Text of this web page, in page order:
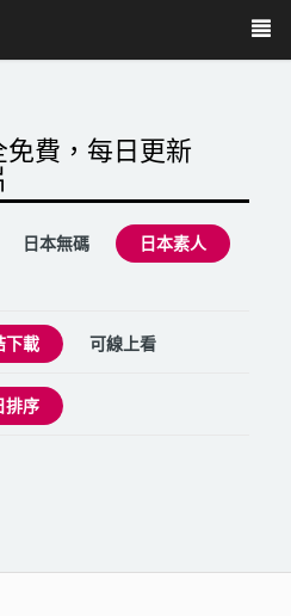
免費，每日更新
日本無碼
日本素人
下載 可線上看
排序